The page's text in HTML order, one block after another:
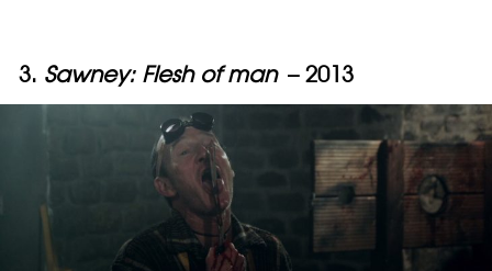
3. Sawney: Flesh of man – 2013